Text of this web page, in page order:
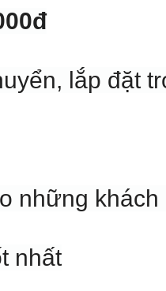
lắp đặt
những
nhất